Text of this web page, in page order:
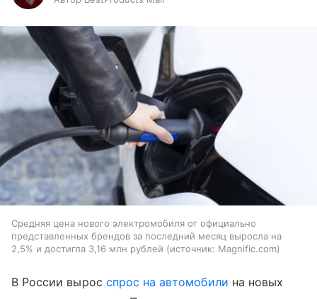
Средняя цена нового электромобиля от официально
представленных брендов за последний месяц выросла на
2,5% и достигла 3,16 млн рублей
источник: Magnific.com
В России вырос спрос на автомобили на новых